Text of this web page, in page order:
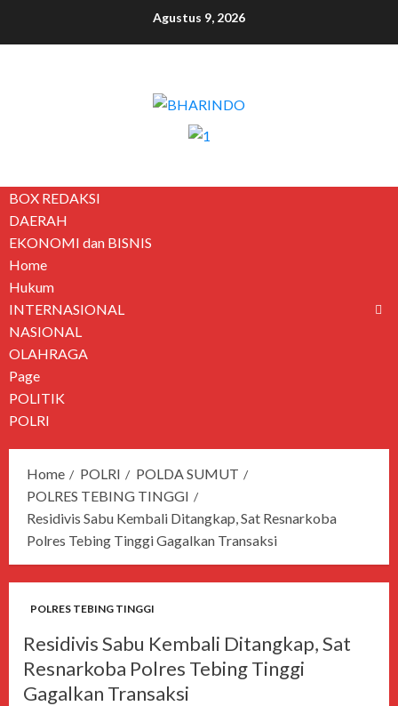
Agustus 9, 2026
BOX REDAKSI
DAERAH
EKONOMI dan BISNIS
Home
Hukum
INTERNASIONAL
NASIONAL
OLAHRAGA
Page
POLITIK
POLRI
Home POLRI
POLDA SUMUT
POLRES TEBING TINGGI
Residivis Sabu Kembali Ditangkap, Sat Resnarkoba
Polres Tebing Tinggi Gagalkan Transaksi
POLRES TEBING TINGGI
Residivis Sabu Kembali Ditangkap, Sat
Resnarkoba Polres Tebing Tinggi
Gagalkan Transaksi